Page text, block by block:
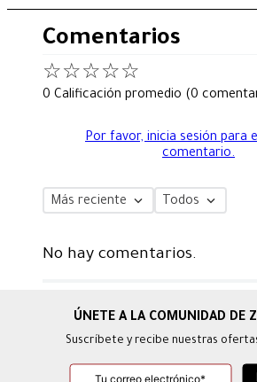
Comentarios
☆☆☆☆☆
0 Calificación promedio (0
Por favor, inicia sesión para
comentario.
Más reciente Todos
No hay comentarios.
Suscríbete y recibe nuestras